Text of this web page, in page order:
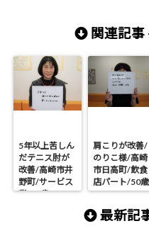
関連記事
5年以上苦しん
だテニス肘が
改善/高崎市井
野町/サービス
業/56歳
肩こりが改善/
のりこ様/高崎
市日高町/飲食
店パート/50歳
最新記